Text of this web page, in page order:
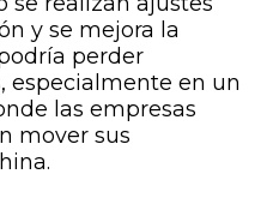
y se mejora la
perder
especialmente en un
las empresas
mover sus